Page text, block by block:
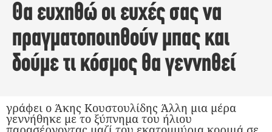
Θα ευχηθώ οι ευχές σας να
πραγματοποιηθούν μπας και
δούμε τι κόσμος θα γεννηθεί
γράφει ο Άκης Κουστουλίδης Άλλη μια μέρα
γεννήθηκε με το ξύπνημα του ήλιου